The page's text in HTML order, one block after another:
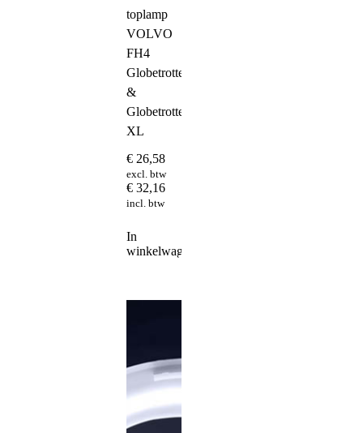
toplamp
VOLVO
FH4
Globetrotter
&
Globetrotter
XL
€ 26,58
excl. btw
€ 32,16
incl. btw
In
winkelwagen